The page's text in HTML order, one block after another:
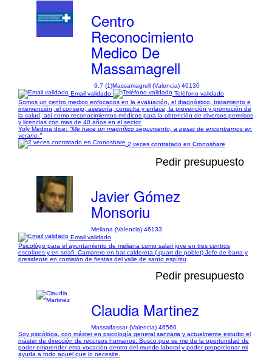
Centro
Reconocimiento
Medico De
Massamagrell
9,7 (1)Massamagrell (Valencia) 46130
Email validado
Teléfono validado
Somos un centro medico enfocados en la evaluación, el diagnóstico, tratamiento e
intervención, el consejo, asesoría, consulta y enlace, la prevención y promoción de
la salud, así como reconocimientos médicos para la obtención de diversos permisos
y licencias con mas de 40 años en el sector.
Yoly Medina dice: "Me hace un magnífico seguimiento, a pesar de encontrarnos en
verano."
2 veces contratado en Cronoshare
Pedir presupuesto
Javier Gómez
Monsoriu
Meliana (Valencia) 46133
Email validado
Psicológo para el ayuntamiento de meliana como salari jove en tres centros
escolares y en seafi. Camarero en bar caldereta ( quart de poblet) Jefe de barra y
presidente en comisión de fiestas del valle de santo espíritu
Pedir presupuesto
Claudia Martinez
Massalfassar (Valencia) 46560
Soy psicóloga, con máster en psicología general sanitaria y actualmente estudio el
máster de dirección de recursos humanos. Busco que se me de la oportunidad de
poder emprender esta vocación dentro del mundo laboral y poder proporcionar mi
ayuda a todo aquel que lo necesite.